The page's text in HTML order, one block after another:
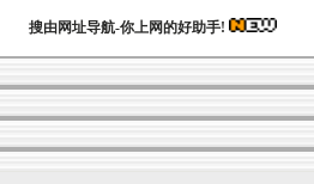
搜由网址导航-你上网的好助手!